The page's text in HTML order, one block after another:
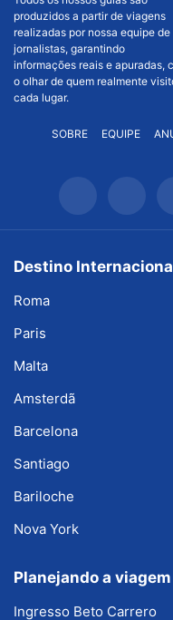
produzidos a partir de viagens
realizadas por nossa equipe de
jornalistas, garantindo
informações reais e apuradas,
o olhar de quem realmente
cada lugar.
SOBRE EQUIPE
Destino
Roma
Paris
Malta
Amsterdã
Barcelona
Santiago
Bariloche
Nova York
Planejando a viagem
Ingresso Beto Carrero